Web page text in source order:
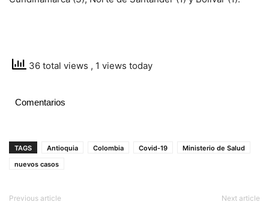
36 total views , 1 views today
Comentarios
TAGS Antioquia Colombia Covid-19
Ministerio de Salud
nuevos casos
Previous article Next article